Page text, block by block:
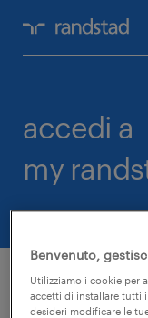
accedi a
my
Sei già
Accedi alla tua
Benvenuto,
Utilizziamo i cookie per
accetti di installare tutti
desideri modificare le